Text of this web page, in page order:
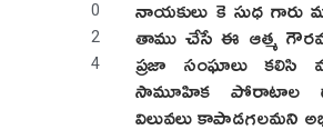
0
2
4
నాయకులు కె సుధ గారు
తాము చేసే ఈ ఆత్మ
ప్రజా సంఘాలు కలిసి
సామూహిక పోరాటాల
విలువలు కాపాడగలమని